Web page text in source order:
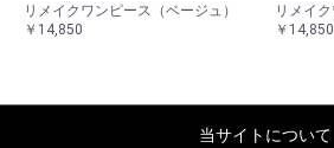
リメイクワンピース（ベージュ）
￥14,850
リメイ
￥14,850
当サイトについて